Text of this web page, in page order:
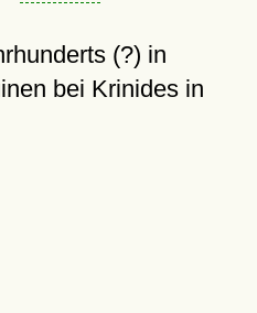
(?) in
bei Krinides in